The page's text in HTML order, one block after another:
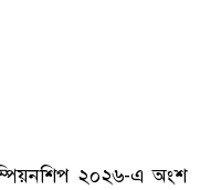
২০২৬-এ অংশ